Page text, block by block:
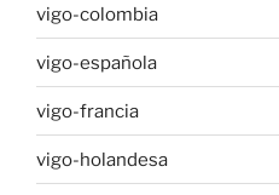
vigo-colombia
vigo-española
vigo-francia
vigo-holandesa